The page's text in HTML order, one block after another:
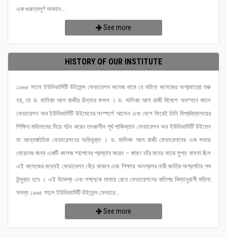
এক গুরুত্বপূর্ণ অবদান...
See more
HISTORY OF OUR INSTITUTE
১৯৬৫ সালে ইউনিভার্সিটি উইমেন্স ফেডারেশন কলেজ নামে যে মহিলা কলেজের অগ্রযাত্রা শুরু
হয়, তা ড. মালিকা আল রাজীর চিন্তার ফসল । ড. মালিকা আল রাজী বিদেশে অবস্হান কালে
ফেডারেশন অব ইউনিভার্সিটি উইমেনের সংস্পর্শে আসেন এবং দেশে ফিরেই তিনি বিশ্ববিদ্যালয়ের
শিক্ষিত মহিলাদের নিয়ে গঠন করেন তৎকালীন পূর্ব পাকিস্তান ফেডারেশন অব ইউনিভার্সিটি উইমেন
যা আন্তর্জাতিক ফেডারেশনের অধিভুক্ত । ড. মালিকা আল রাজী ফেডারেশনের এক সভায়
মেয়েদের জন্য একটি কলেজ ষ্হাপনের প্রস্তাব করেন – কারণ তাঁর মনের মাঝে সুপ্ত বাসনা ছিল
এই কলেজের মধ্যেই ফেডারেশন বেঁচে থাকবে এবং শিক্ষায় অনগ্রসর নারী জাতির অগ্রগতির পথ
উন্মুক্ত হবে । এই উদ্দেশ্য এবং লক্ষ্যকে মাথায় রেখে ফেডারেশনের কতিপয় বিদ্যানুরাগী মহিলা
সদস্য ১৯৬৫ সালে ইউনিভার্সিটি উইমেন্স ফেডারে...
See more